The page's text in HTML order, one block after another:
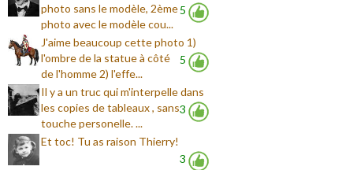
5
photo sans le modèle, 2ème
photo avec le modèle cou...
5
J'aime beaucoup cette photo 1)
l'ombre de la statue à côté
de l'homme 2) l'effe...
3
Il y a un truc qui m'interpelle dans
les copies de tableaux , sans
touche personelle. ...
3
Et toc! Tu as raison Thierry!